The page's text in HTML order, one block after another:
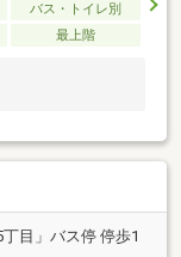
バス・トイレ別
最上階
目」バス停 停歩1